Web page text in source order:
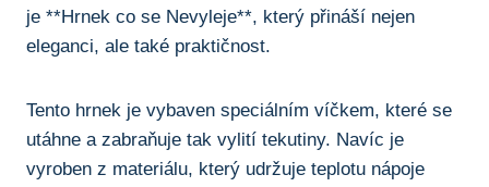
je **Hrnek co se Nevyleje**, který přináší nejen‌
eleganci, ‌ale také ⁤praktičnost.
Tento hrnek⁤ je ‌vybaven speciálním víčkem, ‍které se
utáhne a zabraňuje tak ⁤vylití tekutiny. Navíc ​je
vyroben z materiálu, který udržuje teplotu nápoje